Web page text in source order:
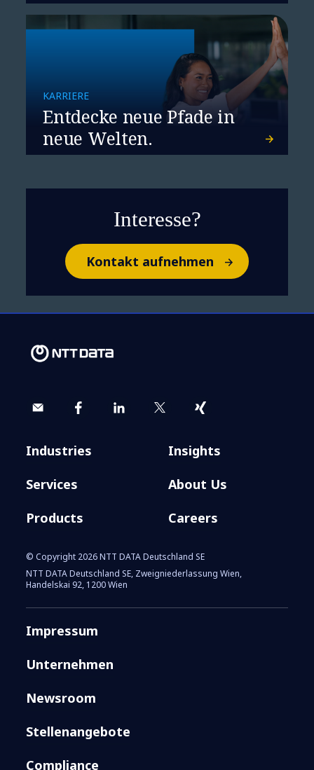
KARRIERE
Entdecke neue Pfade in
neue Welten.
Interesse?
Kontakt aufnehmen
Industries
Services
Products
Insights
About Us
Careers
© Copyright 2026 NTT DATA Deutschland SE
NTT DATA Deutschland SE, Zweigniederlassung Wien,
Handelskai 92, 1200 Wien
Impressum
Unternehmen
Newsroom
Stellenangebote
Compliance